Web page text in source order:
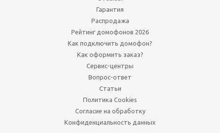
Гарантия
Распродажа
Рейтинг домофонов 2026
Как подключить домофон?
Как оформить заказ?
Сервис-центры
Вопрос-ответ
Статьи
Политика Cookies
Согласие на обработку
Конфиденциальность данных